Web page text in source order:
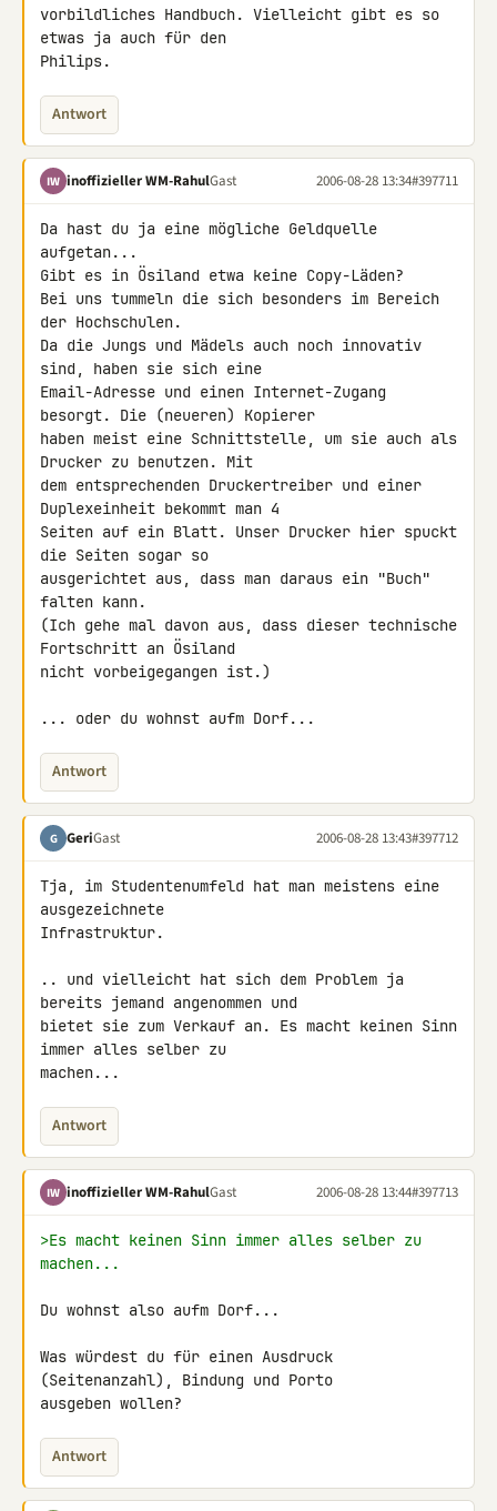
vorbildliches Handbuch. Vielleicht gibt es so
etwas ja auch für den
Philips.
Antwort
IW inoffizieller WM-RahulGast 2006-08-28 13:34#397711
Da hast du ja eine mögliche Geldquelle
aufgetan...
Gibt es in Ösiland etwa keine Copy-Läden?
Bei uns tummeln die sich besonders im Bereich
der Hochschulen.
Da die Jungs und Mädels auch noch innovativ
sind, haben sie sich eine
Email-Adresse und einen Internet-Zugang
besorgt. Die (neueren) Kopierer
haben meist eine Schnittstelle, um sie auch als
Drucker zu benutzen. Mit
dem entsprechenden Druckertreiber und einer
Duplexeinheit bekommt man 4
Seiten auf ein Blatt. Unser Drucker hier spuckt
die Seiten sogar so
ausgerichtet aus, dass man daraus ein "Buch"
falten kann.
(Ich gehe mal davon aus, dass dieser technische
Fortschritt an Ösiland
nicht vorbeigegangen ist.)
... oder du wohnst aufm Dorf...
Antwort
G GeriGast 2006-08-28 13:43#397712
Tja, im Studentenumfeld hat man meistens eine
ausgezeichnete
Infrastruktur.
.. und vielleicht hat sich dem Problem ja
bereits jemand angenommen und
bietet sie zum Verkauf an. Es macht keinen Sinn
immer alles selber zu
machen...
Antwort
IW inoffizieller WM-RahulGast 2006-08-28 13:44#397713
>Es macht keinen Sinn immer alles selber zu
machen...
Du wohnst also aufm Dorf...
Was würdest du für einen Ausdruck
(Seitenanzahl), Bindung und Porto
ausgeben wollen?
Antwort